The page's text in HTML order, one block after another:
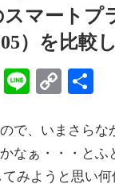
マートプ
）を比較
EmailLineCopy
で、いまさらな
なぁ・・・とふ
みようと思い